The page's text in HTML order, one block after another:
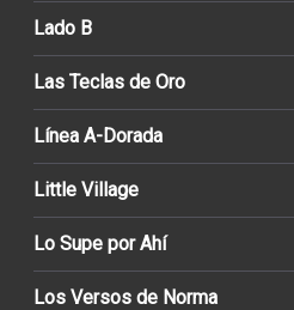
Lado B
Las Teclas de Oro
Línea A-Dorada
Little Village
Lo Supe por Ahí
Los Versos de Norma